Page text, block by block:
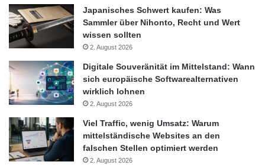
Hootsuite Instagram Investitionen
Markenbekanntheit
Marktführer Organisationen
Publikum
Social Media-Werbung Spendings
Übernahme
Japanisches Schwert kaufen: Was
Sammler über Nihonto, Recht und Wert
wissen sollten
2. August 2026
Digitale Souveränität im Mittelstand: Wann
sich europäische Softwarealternativen
wirklich lohnen
2. August 2026
Viel Traffic, wenig Umsatz: Warum
mittelständische Websites an den
falschen Stellen optimiert werden
2. August 2026